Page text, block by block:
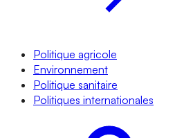
Politique agricole
Environnement
Politique sanitaire
Politiques internationales